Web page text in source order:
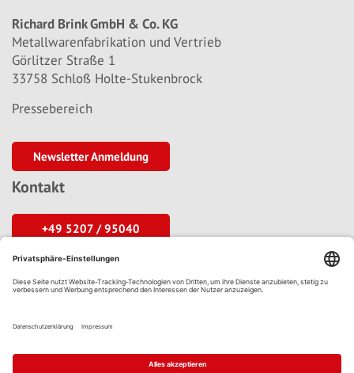
Richard Brink GmbH & Co. KG
Metallwarenfabrikation und Vertrieb
Görlitzer Straße 1
33758 Schloß Holte-Stukenbrock
Pressebereich
Newsletter Anmeldung
Kontakt
+49 5207 / 95040
info@richard-brink.de